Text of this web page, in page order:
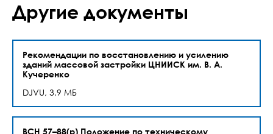
Другие документы
Рекомендации по восстановлению и усилению
зданий массовой застройки ЦНИИСК им. В. А.
Кучеренко
DJVU, 3,9 МБ
ВСН 57–88(р) Положение по техническому